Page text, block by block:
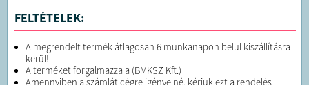
FELTÉTELEK:
A megrendelt termék átlagosan 6 munkanapon belül kiszállításra
kerül!
A terméket forgalmazza a (BMKSZ Kft.)
Amennyiben a számlát cégre igényelné, kérjük ezt a rendelés